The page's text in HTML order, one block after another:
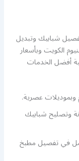
تفصيل شبابيك وتبديل
الكويت وبأسعار
أفضل الخدمات
وبموديلات عصرية.
وتصليح شبابيك
في تفصيل مطبخ